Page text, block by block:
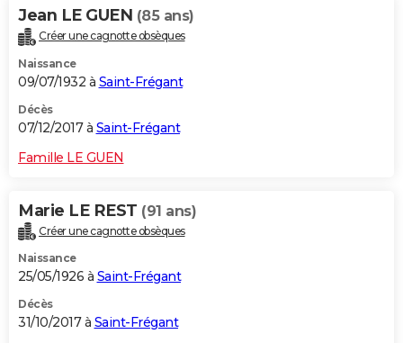
Jean LE GUEN (85 ans)
Créer une cagnotte obsèques
Naissance
09/07/1932 à Saint-Frégant
Décès
07/12/2017 à Saint-Frégant
Famille LE GUEN
Marie LE REST (91 ans)
Créer une cagnotte obsèques
Naissance
25/05/1926 à Saint-Frégant
Décès
31/10/2017 à Saint-Frégant